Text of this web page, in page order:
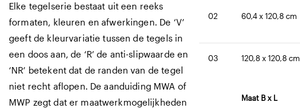
Elke tegelserie bestaat uit een reeks
formaten, kleuren en afwerkingen. De ‘V’
geeft de kleurvariatie tussen de tegels in
een doos aan, de ‘R’ de anti-slipwaarde en
‘NR’ betekent dat de randen van de tegel
niet recht aflopen. De aanduiding MWA of
MWP zegt dat er maatwerkmogelijkheden
02 60,4 x 120,8 cm
03 120,8 x 120,8 cm
Maat B x L